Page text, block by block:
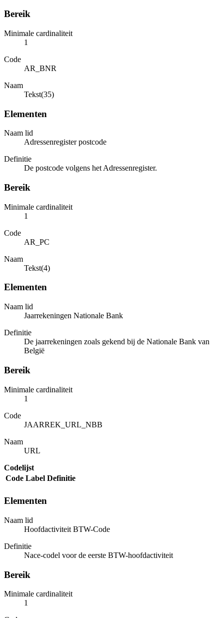
Bereik
Minimale cardinaliteit
1
Code
AR_BNR
Naam
Tekst(35)
Elementen
Naam lid
Adressenregister postcode
Definitie
De postcode volgens het Adressenregister.
Bereik
Minimale cardinaliteit
1
Code
AR_PC
Naam
Tekst(4)
Elementen
Naam lid
Jaarrekeningen Nationale Bank
Definitie
De jaarrekeningen zoals gekend bij de Nationale Bank van
België
Bereik
Minimale cardinaliteit
1
Code
JAARREK_URL_NBB
Naam
URL
Codelijst
Code Label Definitie
Elementen
Naam lid
Hoofdactiviteit BTW-Code
Definitie
Nace-codel voor de eerste BTW-hoofdactiviteit
Bereik
Minimale cardinaliteit
1